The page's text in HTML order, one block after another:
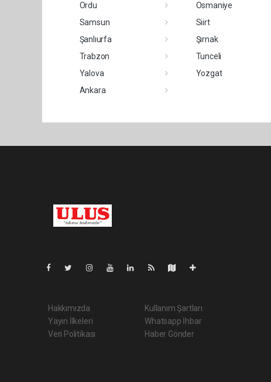
Ordu
Osmaniye
Samsun
Siirt
Şanlıurfa
Şırnak
Trabzon
Tunceli
Yalova
Yozgat
Ankara
Hakkımızda
Yayın İlkeleri
Veri Politikası
Kullanım Şartları
Whatsapp İhbar
Haber Gönder